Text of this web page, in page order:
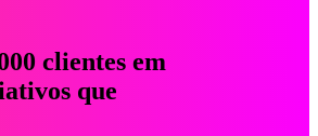
clientes em
que